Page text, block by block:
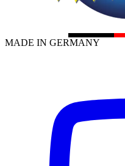
MADE IN GERMANY